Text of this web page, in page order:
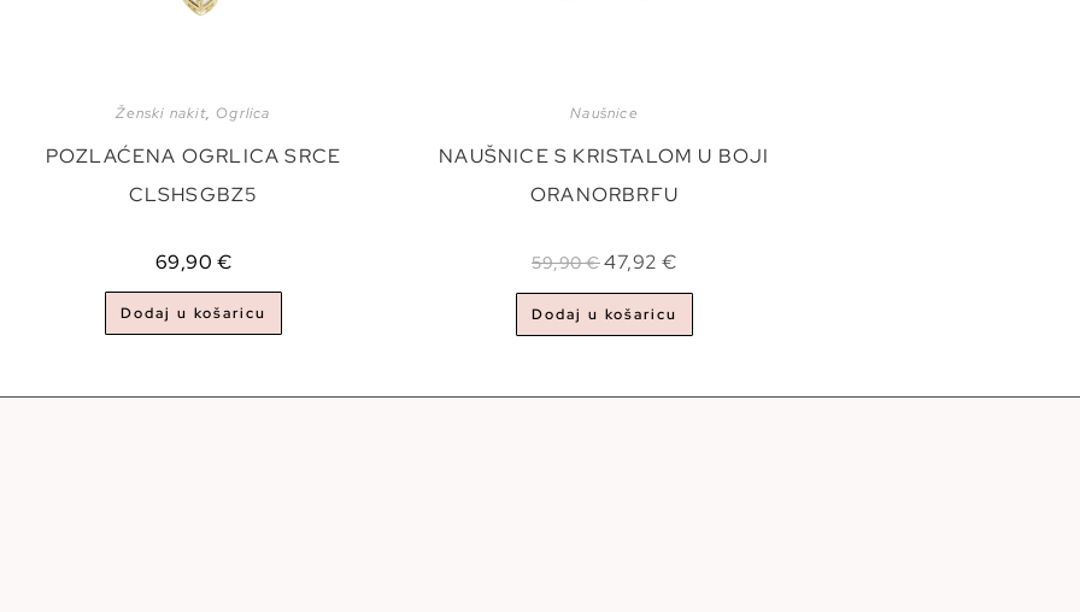
Ženski nakit, Ogrlica
POZLAĆENA OGRLICA SRCE
CLSHSGBZ5
69,90 €
Dodaj u košaricu
Naušnice
NAUŠNICE S KRISTALOM U BOJI
ORANORBRFU
59,90€47,92€
Dodaj u košaricu